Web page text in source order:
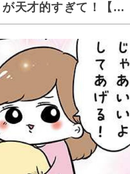
天才的すぎて！【ま
過ぎる子育て日記